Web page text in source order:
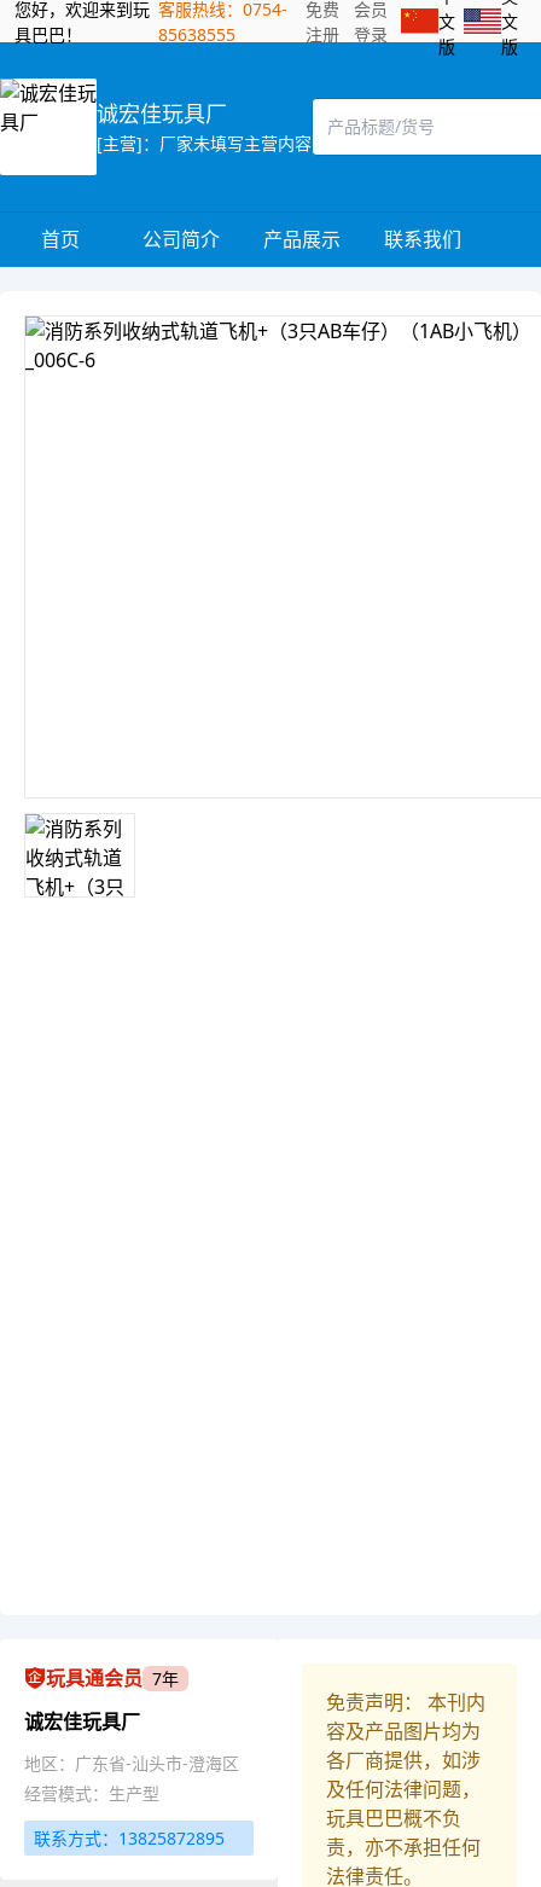
您好，欢迎来到玩
具巴巴！
客服热线：0754-
85638555
免费
注册
会员
登录
文
版
文
版
诚宏佳玩具厂
[主营]：厂家未填写主营内容
首页 公司简介 产品展示 联系我们
玩具通会员 7年
诚宏佳玩具厂
地区：广东省-汕头市-澄海区
经营模式：生产型
联系方式：13825872895
免责声明： 本刊内
容及产品图片均为
各厂商提供，如涉
及任何法律问题，
玩具巴巴概不负
责，亦不承担任何
法律责任。